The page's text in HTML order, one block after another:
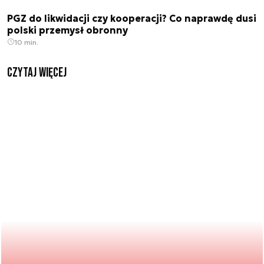
PGZ do likwidacji czy kooperacji? Co naprawdę dusi
polski przemysł obronny
10 min.
czytaj więcej